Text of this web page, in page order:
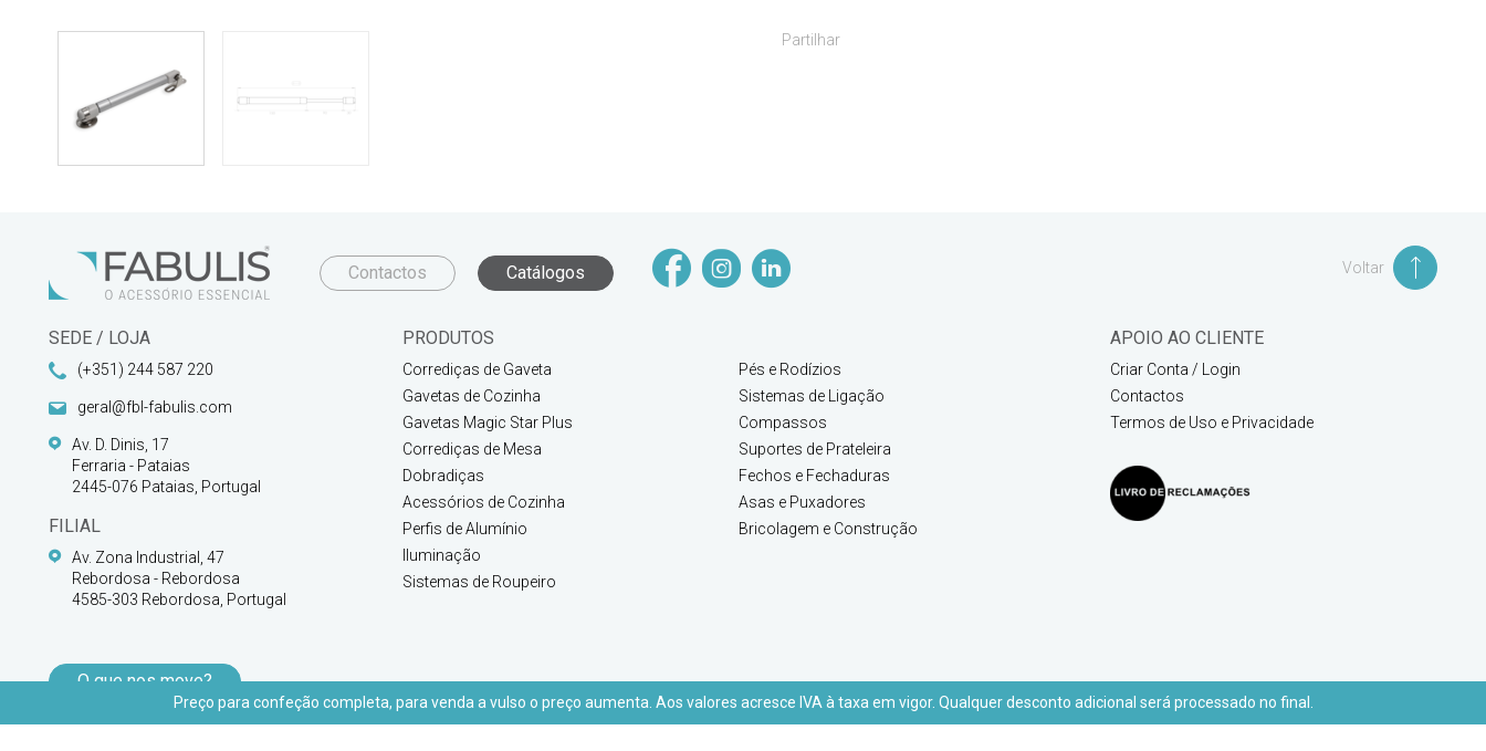
Partilhar
Contactos Catálogos Voltar
SEDE / LOJA
(+351) 244 587 220
geral@fbl-fabulis.com
Av. D. Dinis, 17
Ferraria - Pataias
2445-076 Pataias, Portugal
FILIAL
Av. Zona Industrial, 47
Rebordosa - Rebordosa
4585-303 Rebordosa, Portugal
O que nos move?
PRODUTOS
Corrediças de Gaveta
Gavetas de Cozinha
Gavetas Magic Star Plus
Corrediças de Mesa
Dobradiças
Acessórios de Cozinha
Perfis de Alumínio
Iluminação
Sistemas de Roupeiro
Pés e Rodízios
Sistemas de Ligação
Compassos
Suportes de Prateleira
Fechos e Fechaduras
Asas e Puxadores
Bricolagem e Construção
APOIO AO CLIENTE
Criar Conta / Login
Contactos
Termos de Uso e Privacidade
Preço para confeção completa, para venda a vulso o preço aumenta. Aos valores acresce IVA à taxa em vigor. Qualquer desconto adicional será processado no final.